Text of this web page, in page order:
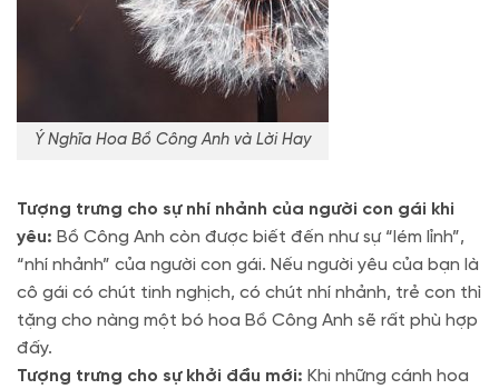
Ý Nghĩa Hoa Bồ Công Anh và Lời Hay
Tượng trưng cho sự nhí nhảnh của người con gái khi
yêu: Bồ Công Anh còn được biết đến như sự “lém lỉnh”,
“nhí nhảnh” của người con gái. Nếu người yêu của bạn là
cô gái có chút tinh nghịch, có chút nhí nhảnh, trẻ con thì
tặng cho nàng một bó hoa Bồ Công Anh sẽ rất phù hợp
đấy.
Tượng trưng cho sự khởi đầu mới: Khi những cánh hoa